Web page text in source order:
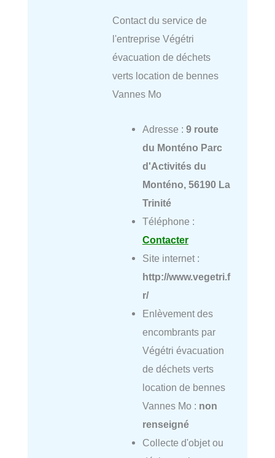
Contact du service de
l'entreprise Végétri
évacuation de déchets
verts location de bennes
Vannes Mo
Adresse : 9 route
du Monténo Parc
d'Activités du
Monténo, 56190 La
Trinité
Téléphone :
Contacter
Site internet :
http://www.vegetri.f
r/
Enlèvement des
encombrants par
Végétri évacuation
de déchets verts
location de bennes
Vannes Mo : non
renseigné
Collecte d'objet ou